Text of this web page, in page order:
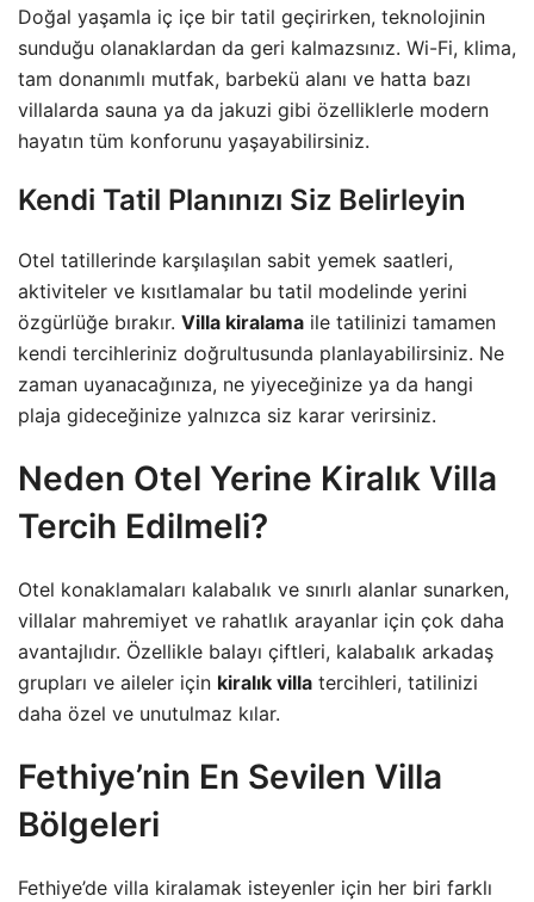
Doğal yaşamla iç içe bir tatil geçirirken, teknolojinin
sunduğu olanaklardan da geri kalmazsınız. Wi-Fi, klima,
tam donanımlı mutfak, barbekü alanı ve hatta bazı
villalarda sauna ya da jakuzi gibi özelliklerle modern
hayatın tüm konforunu yaşayabilirsiniz.
Kendi Tatil Planınızı Siz Belirleyin
Otel tatillerinde karşılaşılan sabit yemek saatleri,
aktiviteler ve kısıtlamalar bu tatil modelinde yerini
özgürlüğe bırakır. Villa kiralama ile tatilinizi tamamen
kendi tercihleriniz doğrultusunda planlayabilirsiniz. Ne
zaman uyanacağınıza, ne yiyeceğinize ya da hangi
plaja gideceğinize yalnızca siz karar verirsiniz.
Neden Otel Yerine Kiralık Villa
Tercih Edilmeli?
Otel konaklamaları kalabalık ve sınırlı alanlar sunarken,
villalar mahremiyet ve rahatlık arayanlar için çok daha
avantajlıdır. Özellikle balayı çiftleri, kalabalık arkadaş
grupları ve aileler için kiralık villa tercihleri, tatilinizi
daha özel ve unutulmaz kılar.
Fethiye’nin En Sevilen Villa
Bölgeleri
Fethiye’de villa kiralamak isteyenler için her biri farklı